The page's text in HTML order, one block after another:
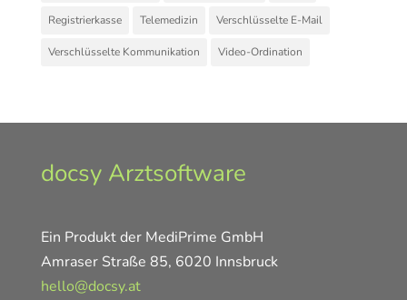
Registrierkasse Telemedizin Verschlüsselte E-Mail
Verschlüsselte Kommunikation Video-Ordination
docsy Arztsoftware
Ein Produkt der MediPrime GmbH
Amraser Straße 85, 6020 Innsbruck
hello@docsy.at